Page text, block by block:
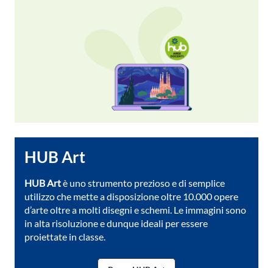
HUB Art
HUB Artè uno strumento prezioso e di semplice
utilizzo che mette a disposizione oltre 10.000 opere
d’arte oltre a molti disegni e schemi. Le immagini sono
in alta risoluzione e dunque ideali per essere
proiettate in classe.